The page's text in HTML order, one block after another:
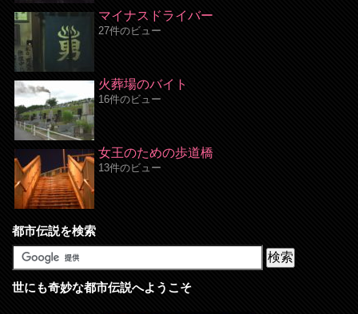
マイナスドライバー
27件のビュー
火葬場のバイト
16件のビュー
女王のための歩道橋
13件のビュー
都市伝説を検索
世にも奇妙な都市伝説へようこそ